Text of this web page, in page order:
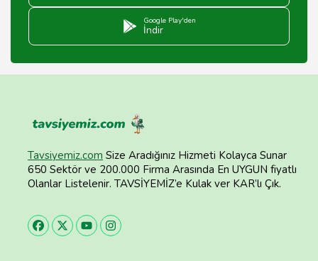
Google Play'den
İndir
Tavsiyemiz.com Size Aradığınız Hizmeti Kolayca Sunar
650 Sektör ve 200.000 Firma Arasında En UYGUN fiyatlı
Olanlar Listelenir. TAVSİYEMİZ’e Kulak ver KAR’lı Çık.